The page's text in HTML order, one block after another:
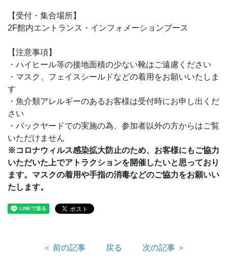
【受付・集合場所】
2F館内エントランス・インフォメーションブース
【注意事項】
・ハイヒール等の接地面積の少ない靴はご遠慮ください
・マスク、フェイスシールドなどの着用をお願いいたしま
す
・魚介類アレルギーのあるお客様は受付時にお申し出くだ
さい
・バックヤードでの実施の為、参加者以外の方からはご覧
いただけません
※コロナウィルス感染拡大防止のため、お客様にもご協力
いただいた上でアトラクションを開催したいと思っており
ます。マスクの着用や手指の消毒などのご協力をお願いい
たします。
＜ 前の記事 戻る 次の記事 ＞